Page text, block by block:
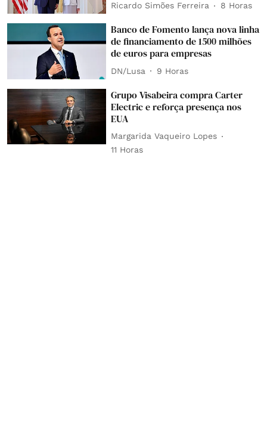
Ricardo Simões Ferreira 8 Horas
Banco de Fomento lança nova linha
de financiamento de 1500 milhões
de euros para empresas
DN/Lusa 9 Horas
Grupo Visabeira compra Carter
Electric e reforça presença nos
EUA
Margarida Vaqueiro Lopes
11 Horas